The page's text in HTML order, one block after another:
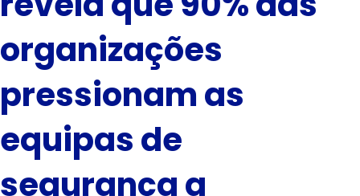
organizações
pressionam as
equipas de
segurança a